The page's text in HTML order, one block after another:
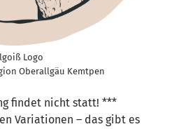
Logo
Oberallgäu Kemtpen
findet nicht statt! ***
Variationen – das gibt es